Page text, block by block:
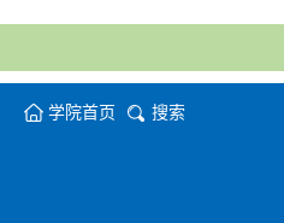
学院首页 搜索